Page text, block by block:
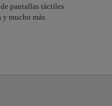
pantallas táctiles
y mucho más.